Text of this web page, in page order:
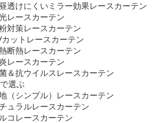
透けにくいミラー効果レースカーテン
レースカーテン
対策レースカーテン
カットレースカーテン
断熱レースカーテン
レースカーテン
＆抗ウイルスレースカーテン
選ぶ
（シンプル）レースカーテン
ュラルレースカーテン
コレースカーテン